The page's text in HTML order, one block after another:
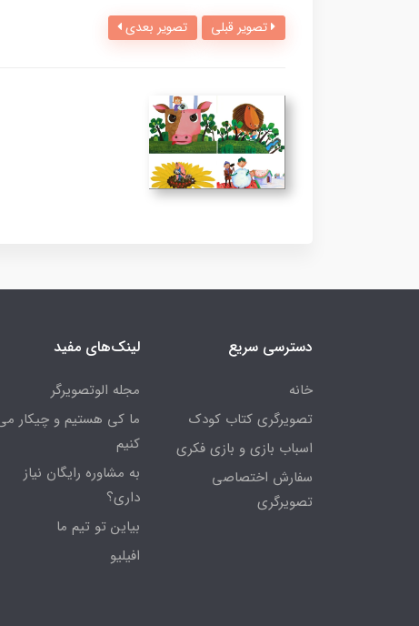
تصویر قبلی تصویر بعدی
دسترسی سریع
خانه
تصویرگری کتاب کودک
اسباب بازی و بازی فکری
سفارش اختصاصی
تصویرگری
لینک‌های مفید
مجله الوتصویرگر
ما کی هستیم و چیکار
کنیم
به مشاوره رایگان نیاز
داری؟
بیاین تو تیم ما
افیلیو